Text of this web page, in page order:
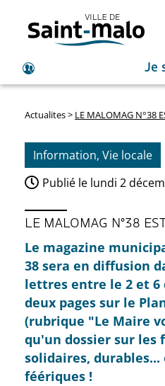
Je
Actualites> LE MALOMAG N°38
Information, Vie locale
Publié le lundi 2
LE MALOMAG N°38
Le magazine
38 sera en diffusion
lettres entre le 2 et 6
deux pages sur le
(rubrique "Le Maire
qu'un dossier sur les
solidaires,
féériques !